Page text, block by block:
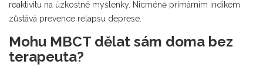
reaktivitu na úzkostné myšlenky. Nicméně primárním indikem
zůstává prevence relapsu deprese.
Mohu MBCT dělat sám doma bez
terapeuta?